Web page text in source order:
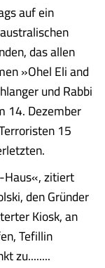
auf ein
das allen
»Ohel Eli and
und Rabbi
14. Dezember
15
Haus«, zitiert
den Gründer
Kiosk, an
Tefillin
zu........